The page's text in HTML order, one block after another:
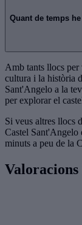
Quant de temps
Amb tants llocs per
cultura i la història
Sant'Angelo a la
per explorar el
Si veus altres llocs
Castel Sant'Angelo
minuts a peu de la
Valoracions